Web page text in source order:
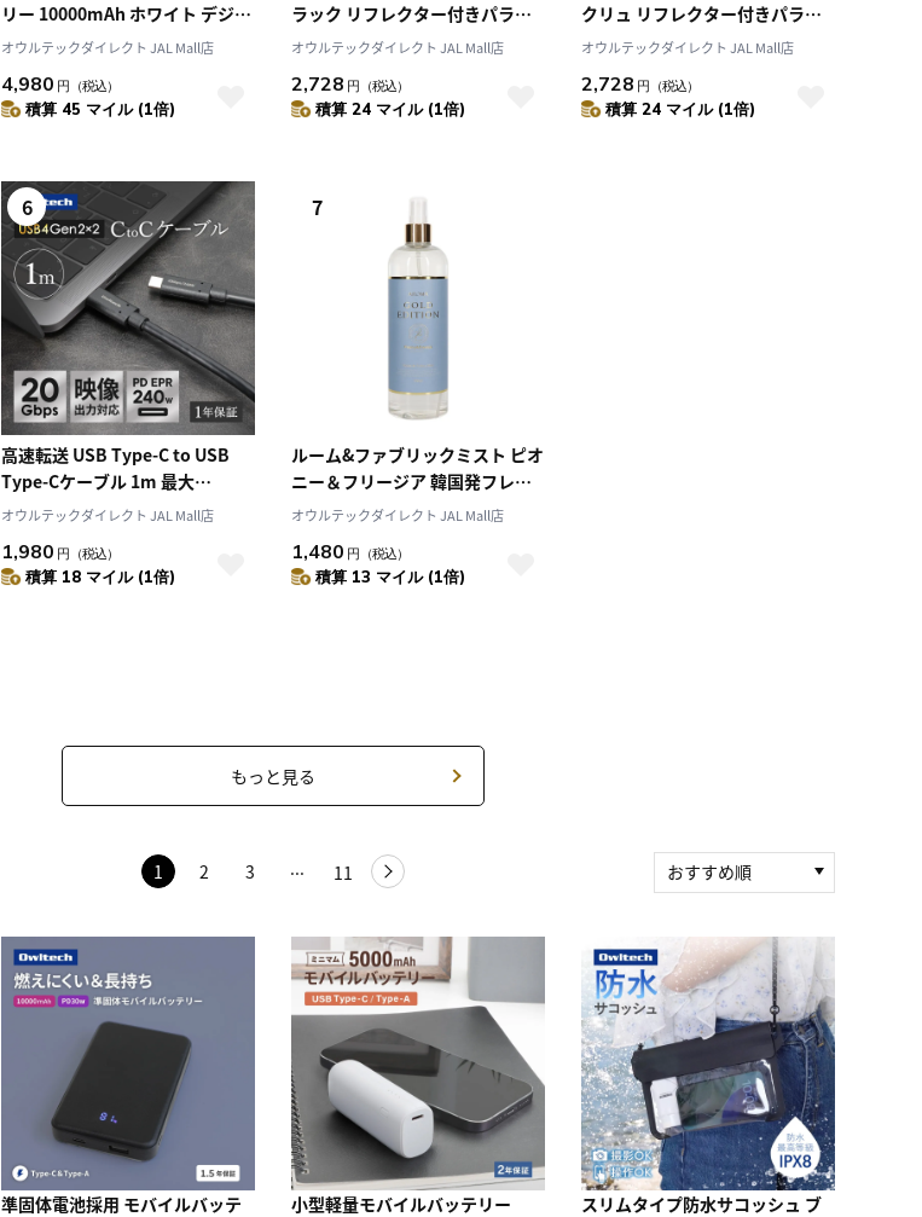
10 月
月 火 水 木 金
5 6 7 8 9
10
12 13 14 16
17
19 20 21 22 23
24
26 27 28 29 30
リー 10000mAh ホワイト デジタ
ル表示搭載
オウルテックダイレクト JAL Mall店
4,980 円 （税込）
積算 45 マイル (1倍)
ラック リフレクター付きパラコ
ードストラップ採用 IPX8準拠
オウルテックダイレクト JAL Mall店
2,728 円 （税込）
積算 24 マイル (1倍)
クリュ リフレクター付きパラコ
ードストラップ採用 IPX8準拠
オウルテックダイレクト JAL Mall店
2,728 円 （税込）
積算 24 マイル (1倍)
6
高速転送 USB Type-C to USB
Type-Cケーブル 1m 最大
20Gbps／PD240W充電（WEBシ
オウルテックダイレクト JAL Mall店
1,980 円 （税込）
積算 18 マイル (1倍)
7
ルーム&ファブリックミスト ピオ
ニー＆フリージア 韓国発フレグ
ランスブランド「A'ROMA」
オウルテックダイレクト JAL Mall店
1,480 円 （税込）
積算 13 マイル (1倍)
もっと見る
1 2 3 11
おすすめ順
積算マイル率（高い
順）
人気順
レビュー件数（多い
順）
レビュー評価（高い
順）
価格（安い順）
価格（高い順）
準固体電池採用 モバイルバッテ
小型軽量モバイルバッテリー
スリムタイプ防水サコッシュ ブ